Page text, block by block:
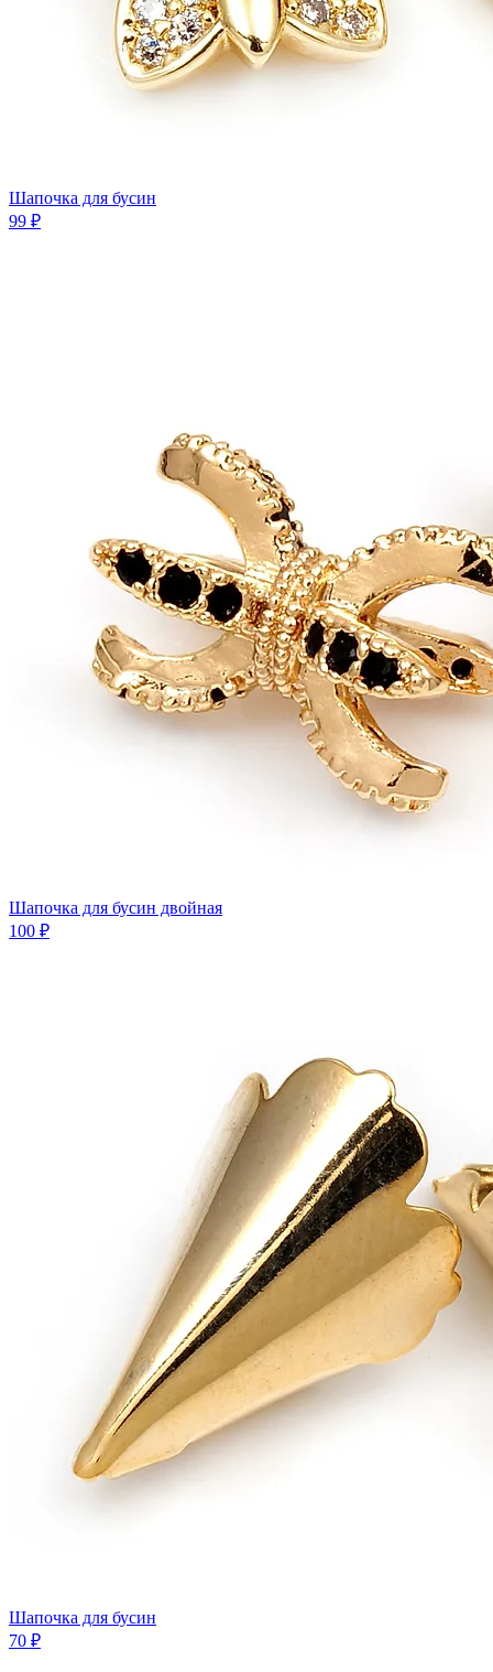
Шапочка для бусин
99 ₽
Шапочка для бусин двойная
100 ₽
Шапочка для бусин
70 ₽